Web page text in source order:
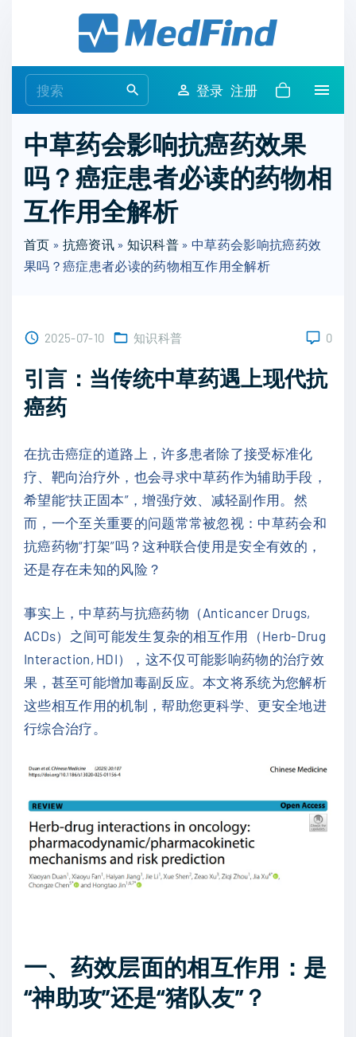
e
r
c
h
f
r
:
登录 注册
中草药会影响抗癌药效果
吗？癌症患者必读的药物相
互作用全解析
首页 » 抗癌资讯» 知识科普 »中草药会影响抗癌药效
果吗？癌症患者必读的药物相互作用全解析
2025-07-10 知识科普 0
引言：当传统中草药遇上现代抗
癌药
在抗击癌症的道路上，许多患者除了接受标准化
疗、靶向治疗外，也会寻求中草药作为辅助手段，
希望能“扶正固本”，增强疗效、减轻副作用。然
而，一个至关重要的问题常常被忽视：中草药会和
抗癌药物“打架”吗？这种联合使用是安全有效的，
还是存在未知的风险？
事实上，中草药与抗癌药物（Anticancer Drugs,
ACDs）之间可能发生复杂的相互作用（Herb-Drug
Interaction, HDI），这不仅可能影响药物的治疗效
果，甚至可能增加毒副反应。本文将系统为您解析
这些相互作用的机制，帮助您更科学、更安全地进
行综合治疗。
一、药效层面的相互作用：是
“神助攻”还是“猪队友”？